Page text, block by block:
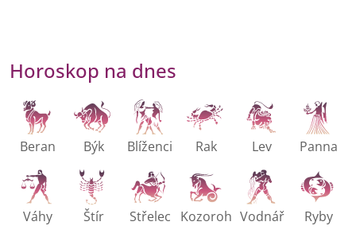
Horoskop na dnes
Beran Býk Blíženci Rak Lev Panna
Váhy Štír Střelec Kozoroh Vodnář Ryby